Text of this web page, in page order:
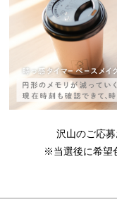
沢山のご応
※当選後に希望